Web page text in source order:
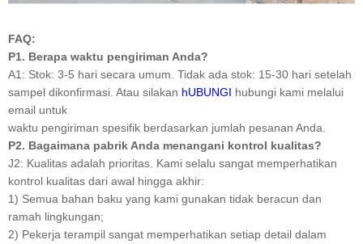
FAQ:
P1. Berapa waktu pengiriman Anda?
A1: Stok: 3-5 hari secara umum. Tidak ada stok: 15-30 hari setelah
sampel dikonfirmasi. Atau silakan hUBUNGI hubungi kami melalui
email untuk
waktu pengiriman spesifik berdasarkan jumlah pesanan Anda.
P2. Bagaimana pabrik Anda menangani kontrol kualitas?
J2: Kualitas adalah prioritas. Kami selalu sangat memperhatikan
kontrol kualitas dari awal hingga akhir:
1) Semua bahan baku yang kami gunakan tidak beracun dan
ramah lingkungan;
2) Pekerja terampil sangat memperhatikan setiap detail dalam